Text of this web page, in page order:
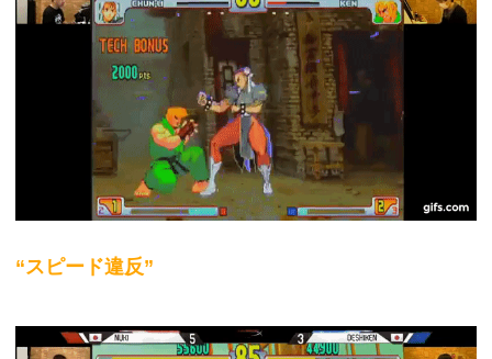
“スピード違反”